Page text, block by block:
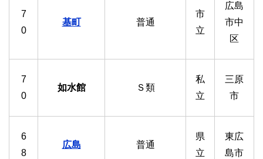
7
0
基町 普通
市
立
広島
市中
区
7
0
如水館 Ｓ類
私
立
三原
市
6
8
広島 普通
県
立
東広
島市